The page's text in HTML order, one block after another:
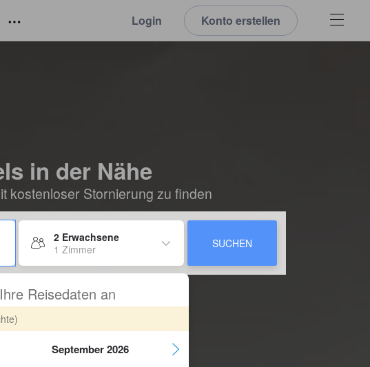
Login Konto erstellen
in der Nähe
kostenloser Stornierung zu finden
2 Erwachsene
1 Zimmer
SUCHEN
Reisedaten an
September 2026